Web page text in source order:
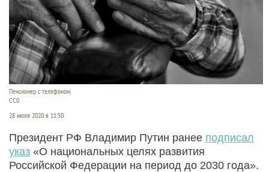
Пенсионер с телефоном.
СС0
28 июля 2020 в 11:50
Президент РФ Владимир Путин ранее подписал
указ «О национальных целях развития
Российской Федерации на период до 2030 года».